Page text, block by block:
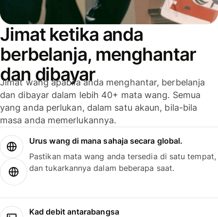
Jimat ketika anda
berbelanja, menghantar
dan dibayar
Jimat wang apabila anda menghantar, berbelanja
dan dibayar dalam lebih 40+ mata wang. Semua
yang anda perlukan, dalam satu akaun, bila-bila
masa anda memerlukannya.
Urus wang di mana sahaja secara global.
Pastikan mata wang anda tersedia di satu tempat,
dan tukarkannya dalam beberapa saat.
Kad debit antarabangsa